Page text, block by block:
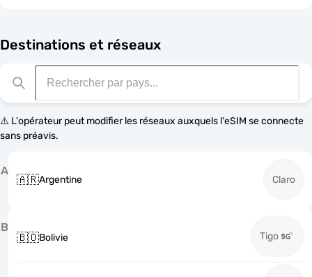
Destinations et réseaux
⚠️ L'opérateur peut modifier les réseaux auxquels l'eSIM se connecte
sans préavis.
A
🇦🇷Argentine Claro
B
🇧🇴Bolivie Tigo